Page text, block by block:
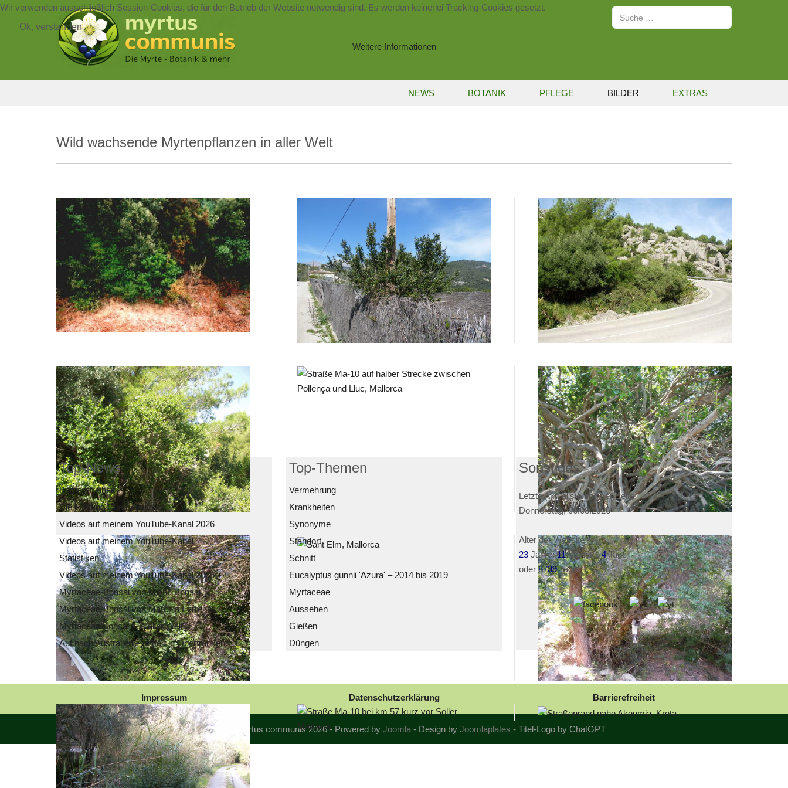
Suchen
NEWS BOTANIK PFLEGE BILDER EXTRAS
Wild wachsende Myrtenpflanzen in aller Welt
Top-News
Barrierefreiheit
Die Gattung Chamelaucium
Videos auf meinem YouTube-Kanal 2026
Videos auf meinem YouTube-Kanal
Statistiken
Videos auf meinem YouTube-Kanal 2025
Myrtaceae-Bonsai von Misho Bonsai
Myrtaceae-Bonsai von Marcela Ferreira
Myrtaceae Bonsai aus aller Welt
Auf nach Australien – mitten in Oberfranken!
Top-Themen
Vermehrung
Krankheiten
Synonyme
Standort
Schnitt
Eucalyptus gunnii 'Azura' – 2014 bis 2019
Myrtaceae
Aussehen
Gießen
Düngen
Sonstiges
Letzte Aktualisierung der Seite:
Donnerstag, 06.08.2026
Alter der Website:
23 Jahre,11Monate,4Tage
oder8739Tage
Impressum Datenschutzerklärung Barrierefreiheit
© Die Myrte - Myrtus communis 2026 - Powered by Joomla - Design by Joomlaplates - Titel-Logo by ChatGPT
Wir verwenden ausschließlich Session-Cookies, die für den Betrieb der Website notwendig sind. Es werden keinerlei Tracking-Cookies gesetzt.
Ok, verstanden
Weitere Informationen